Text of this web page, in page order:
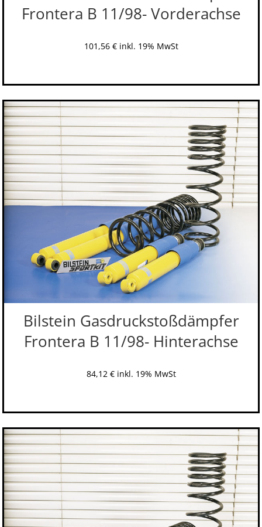
Frontera B 11/98- Vorderachse
101,56 € inkl. 19% MwSt
Bilstein Gasdruckstoßdämpfer
Frontera B 11/98- Hinterachse
84,12 € inkl. 19% MwSt